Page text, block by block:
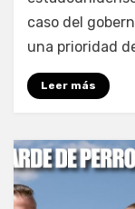
caso del
una prioridad
Leer más